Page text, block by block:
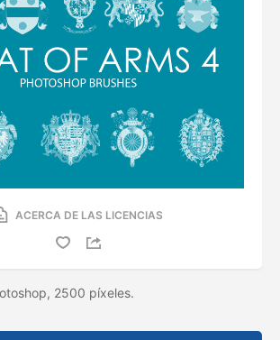
ACERCA DE LAS LICENCIAS
2500 píxeles.